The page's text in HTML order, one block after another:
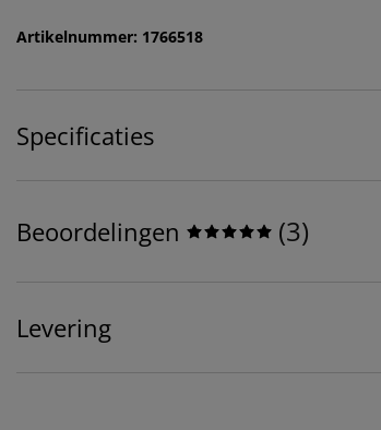
Artikelnummer: 1766518
Specificaties
Beoordelingen (3)
Levering